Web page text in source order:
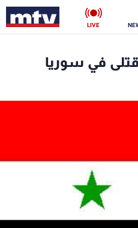
LIVE
المرصد السوري: 10 قتلى في سوريا